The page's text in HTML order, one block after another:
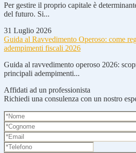
Per gestire il proprio capitale è
del futuro. Si...
31 Luglio 2026
Guida al Ravvedimento Operoso: come
adempimenti fiscali 2026
Guida al ravvedimento operoso 2026:
principali adempimenti...
Affidati ad un professionista
Richiedi una consulenza con un nostro